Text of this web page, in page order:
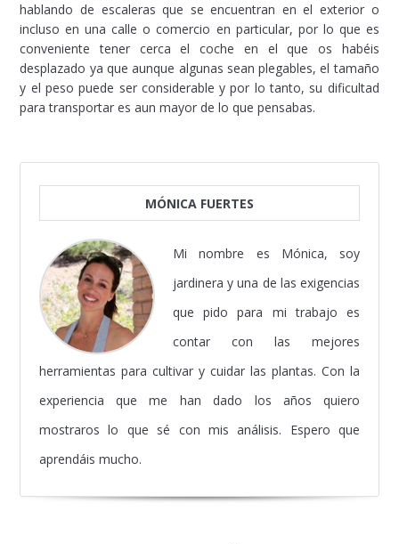
hablando de escaleras que se encuentran en el exterior o
incluso en una calle o comercio en particular, por lo que es
conveniente tener cerca el coche en el que os habéis
desplazado ya que aunque algunas sean plegables, el tamaño
y el peso puede ser considerable y por lo tanto, su dificultad
para transportar es aun mayor de lo que pensabas.
MÓNICA FUERTES
Mi nombre es Mónica, soy
jardinera y una de las exigencias
que pido para mi trabajo es
contar con las mejores
herramientas para cultivar y cuidar las plantas. Con la
experiencia que me han dado los años quiero
mostraros lo que sé con mis análisis. Espero que
aprendáis mucho.